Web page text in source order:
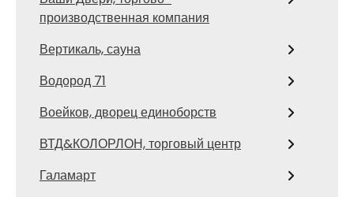
производственная компания
Вертикаль, сауна
Водород 71
Воейков, дворец единоборств
ВТД&КОЛОРЛОН, торговый центр
Галамарт